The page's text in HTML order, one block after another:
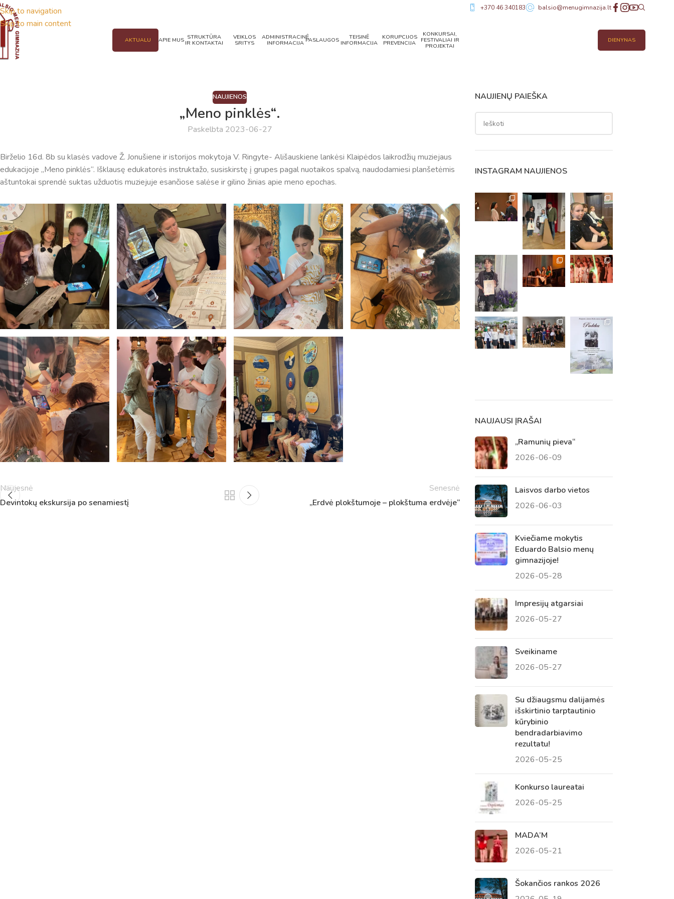
Skip to navigation
Skip to main content
+370 46 340183 balsio@menugimnazija.lt
AKTUALU
Pamokų laikas
Pamoka Pradžia Pabaiga
1
8:00
8:45
8:55
9:40
3
9:50
10:35
4
10:50
11:35
5
11:55
12:40
Tvarkaraščiai
Bendrojo ugdymo pamokų tvarkaraštis 2025-2026 m. m.
Pradinių klasių pamokų tvarkaraštis 2025-2026 m. m.
Atostogos
2025 - 2026 mokslo metų atostogos
Netradicinio ugdymo dienos, atvirų durų dienos, tėvų susirinkimai
2025 - 2026 mokslo metų netradicinio ugdymo dienos, atvirų durų dienos, tėvų
Veiklos ir renginių planas
APIE MUS STRUKTŪRA
IR KONTAKTAI
VEIKLOS
SRITYS
ADMINISTRACINĖ
INFORMACIJA PASLAUGOS
TEISINĖ
INFORMACIJA
KORUPCIJOS
PREVENCIJA
KONKURSAI,
FESTIVALIAI IR
PROJEKTAI
DIENYNAS
NAUJIENOS
„Meno pinklės“.
Paskelbta 2023-06-27
Birželio 16d. 8b su klasės vadove Ž. Jonušiene ir istorijos mokytoja V. Ringyte- Ališauskiene lankėsi Klaipėdos laikrodžių muziejaus
edukacijoje „Meno pinklės“. Išklausę edukatorės instruktažo, susiskirstę į grupes pagal nuotaikos spalvą, naudodamiesi planšetėmis
aštuntokai sprendė suktas užduotis muziejuje esančiose salėse ir gilino žinias apie meno epochas.
Naujesnė
Devintokų ekskursija po senamiestį
Senesnė
„Erdvė plokštumoje – plokštuma erdvėje“
NAUJIENŲ PAIEŠKA
INSTAGRAM NAUJIENOS
NAUJAUSI ĮRAŠAI
„Ramunių pieva“
2026-06-09
Laisvos darbo vietos
2026-06-03
Kviečiame mokytis
Eduardo Balsio menų
gimnazijoje!
2026-05-28
Impresijų atgarsiai
2026-05-27
Sveikiname
2026-05-27
Su džiaugsmu dalijamės
išskirtinio tarptautinio
kūrybinio
bendradarbiavimo
rezultatu!
2026-05-25
Konkurso laureatai
2026-05-25
MADA’M
2026-05-21
Šokančios rankos 2026
Virtualus asistentas
Sveiki! Taip, aš esu virtualus. Tačiau
dirbtinis intelektas suteikia man galimybę
ne tik analizuoti Jūsų klausimą, bet dar
tobulai atsimenu visą šioje svetainėje